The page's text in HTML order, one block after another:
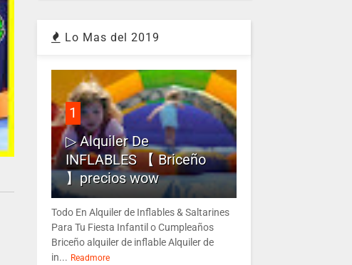
Lo Mas del 2019
1
▷ Alquiler De
INFLABLES 【 Briceño
】precios wow
Todo En Alquiler de Inflables & Saltarines
Para Tu Fiesta Infantil o Cumpleaños
Briceño alquiler de inflable Alquiler de
in... Readmore